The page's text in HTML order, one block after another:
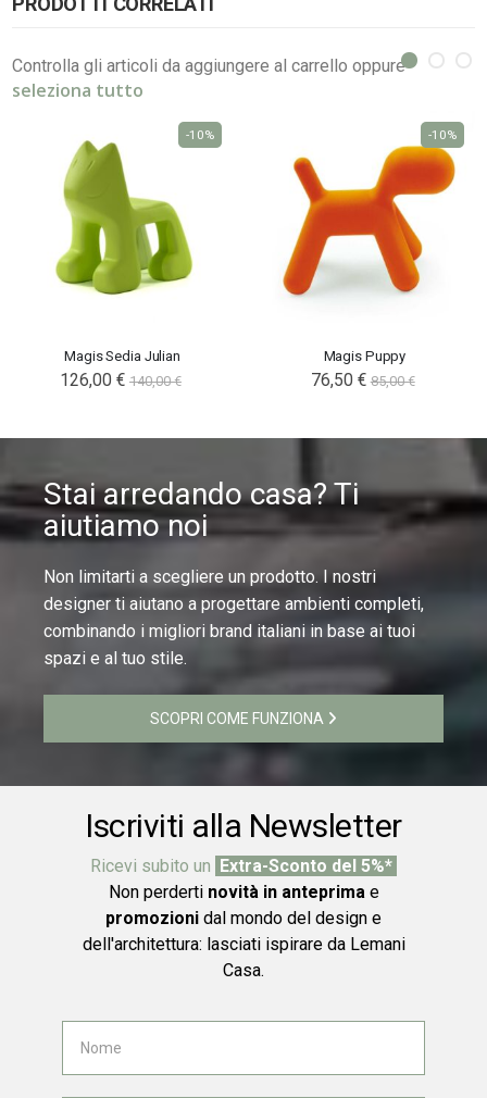
Controlla gli articoli da aggiungere al carrello oppure
seleziona tutto
Magis Sedia Julian
126,00 € 140,00 €
-10%
Magis Puppy
76,50 € 85,00 €
-10%
Stai arredando casa? Ti
aiutiamo noi
Non limitarti a scegliere un prodotto. I nostri
designer ti aiutano a progettare ambienti completi,
combinando i migliori brand italiani in base ai tuoi
spazi e al tuo stile.
SCOPRI COME FUNZIONA
Iscriviti alla Newsletter
Ricevi subito un Extra-Sconto del 5%*
Non perderti novità in anteprima e
promozioni dal mondo del design e
dell'architettura: lasciati ispirare da Lemani
Casa.